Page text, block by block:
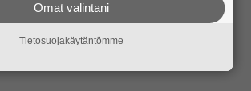
Omat valintani
Tietosuojakäytäntömme